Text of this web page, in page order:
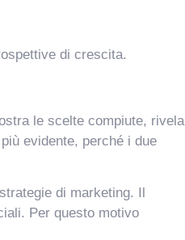
di crescita.
le scelte compiute, rivela
evidente, perché i due
di marketing. Il
Per questo motivo